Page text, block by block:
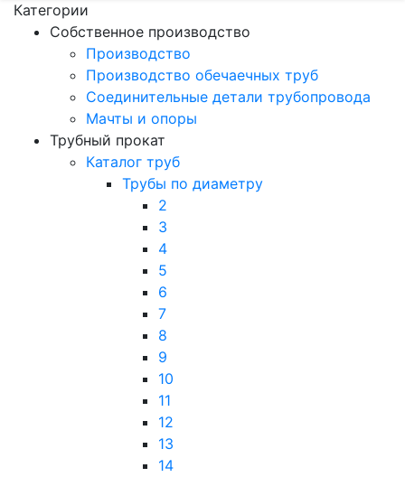
Категории
Собственное производство
Производство
Производство обечаечных труб
Соединительные детали трубопровода
Мачты и опоры
Трубный прокат
Каталог труб
Трубы по диаметру
2
3
4
5
6
7
8
9
10
11
12
13
14